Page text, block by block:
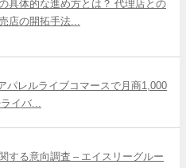
具体的な進め方とは？ 代理店との
店の開拓手法...
パレルライブコマースで月商1,000
イバ...
する意向調査 – エイスリーグルー